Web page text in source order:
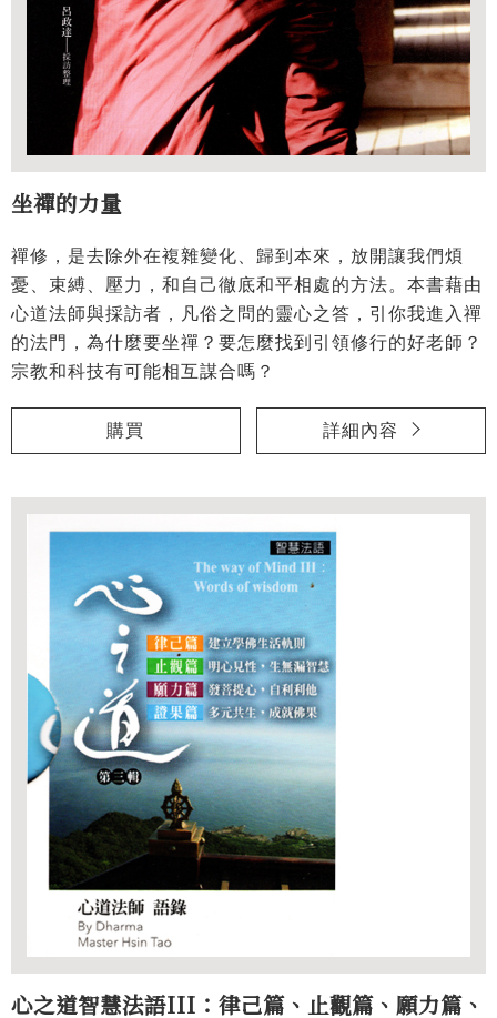
坐禪的力量
禪修，是去除外在複雜變化、歸到本來，放開讓我們煩
憂、束縛、壓力，和自己徹底和平相處的方法。本書藉由
心道法師與採訪者，凡俗之問的靈心之答，引你我進入禪
的法門，為什麼要坐禪？要怎麼找到引領修行的好老師？
宗教和科技有可能相互謀合嗎？
購買 詳細內容
心之道智慧法語III：律己篇、止觀篇、願力篇、